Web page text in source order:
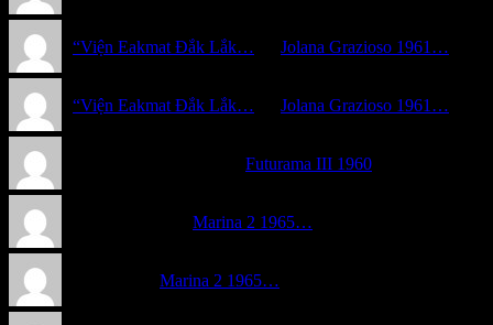
“Viện Eakmat Đắk Lắk… Jolana Grazioso 1961…
“Viện Eakmat Đắk Lắk… Jolana Grazioso 1961…
Futurama III 1960
Marina 2 1965…
Marina 2 1965…